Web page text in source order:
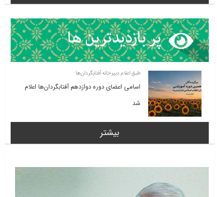
طبق اعلام دبیرخانه آفتابگردان‌ها
اسامی اعضای دوره دوازدهم آفتابگردان‌ها اعلام
شد
بیشتر